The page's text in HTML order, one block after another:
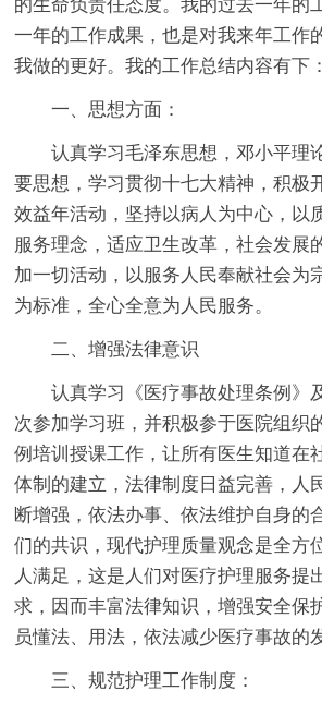
的生命负责任态度。我的过去一年的
一年的工作成果，也是对我来年工作
我做的更好。我的工作总结内容有下：
一、思想方面：
认真学习毛泽东思想，邓小平理
要思想，学习贯彻十七大精神，积极
效益年活动，坚持以病人为中心，以
服务理念，适应卫生改革，社会发展
加一切活动，以服务人民奉献社会为
为标准，全心全意为人民服务。
二、增强法律意识
认真学习《医疗事故处理条例》
次参加学习班，并积极参于医院组织
例培训授课工作，让所有医生知道在
体制的建立，法律制度日益完善，人
断增强，依法办事、依法维护自身的
们的共识，现代护理质量观念是全方
人满足，这是人们对医疗护理服务提
求，因而丰富法律知识，增强安全保
员懂法、用法，依法减少医疗事故的
三、规范护理工作制度：